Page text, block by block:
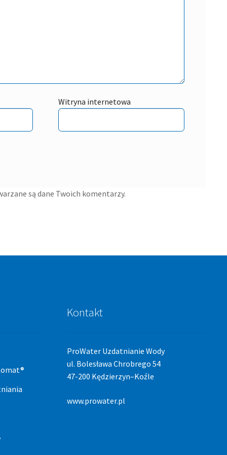
Witryna internetowa
są dane Twoich komentarzy.
Kontakt
ProWater Uzdatnianie Wody
ul. Bolesława Chrobrego 54
47-200 Kędzierzyn–Koźle
www.prowater.pl